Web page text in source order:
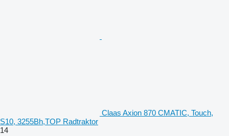
Claas Axion 870 CMATIC, Touch,
S10, 3255Bh,TOP Radtraktor
14